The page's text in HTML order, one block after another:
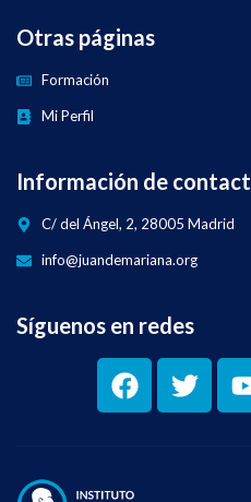
Otras páginas
Formación
Mi Perfil
Información de
C/ del Ángel, 2, 28005 Madrid
info@juandemariana.org
Síguenos en redes